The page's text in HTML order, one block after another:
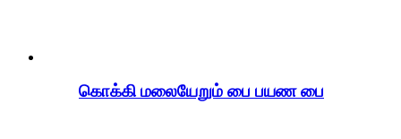
கொக்கி மலையேறும் பை பயண பை